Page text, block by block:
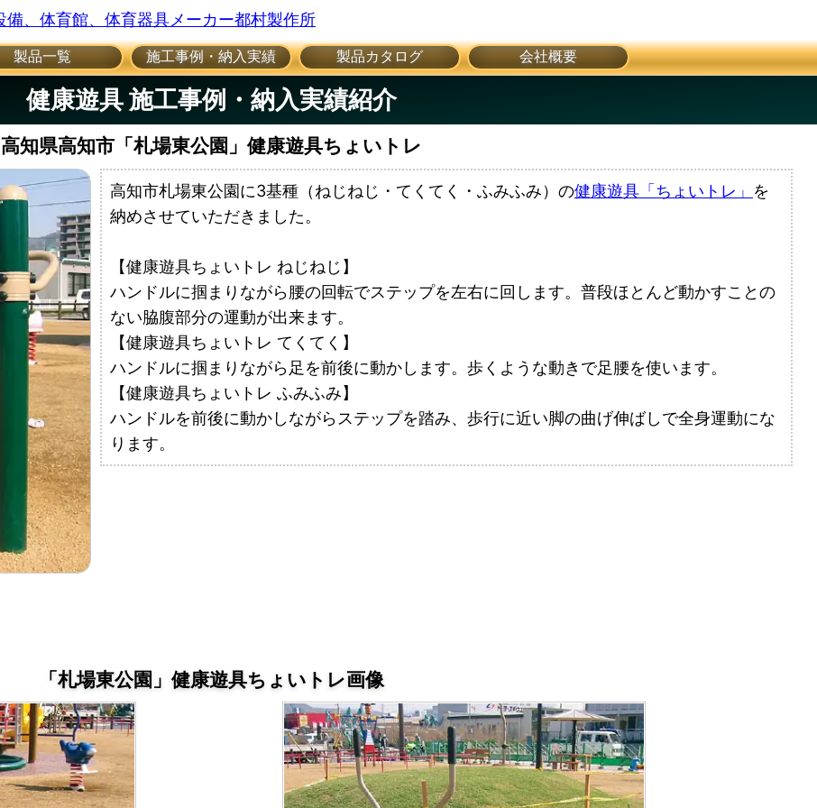
製品一覧 施工事例・納入実績 製品カタログ 会社概要
健康遊具 施工事例・納入実績紹介
高知県高知市「札場東公園」健康遊具ちょいトレ
高知市札場東公園に3基種（ねじねじ・てくてく・ふみふみ）の健康遊具「ちょいトレ」 を
納めさせていただきました。
【健康遊具ちょいトレ ねじねじ】
ハンドルに掴まりながら腰の回転でステップを左右に回します。普段ほとんど動かすことの
ない脇腹部分の運動が出来ます。
【健康遊具ちょいトレ てくてく】
ハンドルに掴まりながら足を前後に動かします。歩くような動きで足腰を使います。
【健康遊具ちょいトレ ふみふみ】
ハンドルを前後に動かしながらステップを踏み、歩行に近い脚の曲げ伸ばしで全身運動にな
ります。
「札場東公園」健康遊具ちょいトレ画像